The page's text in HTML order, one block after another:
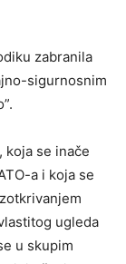
zabranila
sigurnosnim
koja se inače
a i koja se
ugleda
u skupim